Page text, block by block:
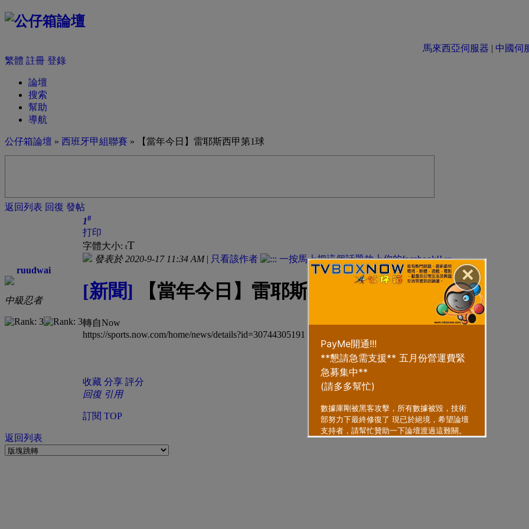
✕
馬來西亞伺服器 | 中國伺
繁體 註冊 登錄
論壇
搜索
幫助
導航
公仔箱論壇 » 西班牙甲組聯賽 » 【當年今日】雷耶斯西甲第1球
返回列表 回復 發帖
ruudwai
中級忍者
1#
打印
字體大小: tT
發表於 2020-9-17 11:34 AM| 只看該作者
[新聞] 【當年今日】雷耶斯西甲第1球
轉自Now
https://sports.now.com/home/news/details?id=30744305191
收藏 分享 評分
回復 引用
訂閱 TOP
返回列表